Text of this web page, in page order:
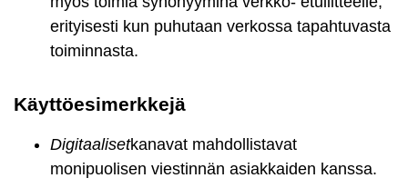
erityisesti kun puhutaan verkossa tapahtuvasta
toiminnasta.
Käyttöesimerkkejä
Digitaalisetkanavat mahdollistavat
monipuolisen viestinnän asiakkaiden kanssa.